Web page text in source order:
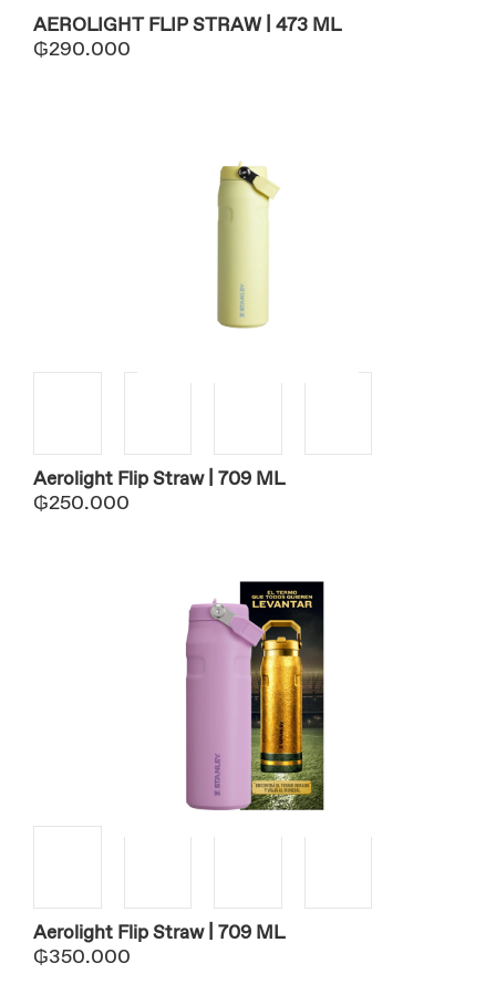
AEROLIGHT FLIP STRAW | 473 ML
₲290.000
Aerolight Flip Straw | 709 ML
₲250.000
Aerolight Flip Straw | 709 ML
₲350.000